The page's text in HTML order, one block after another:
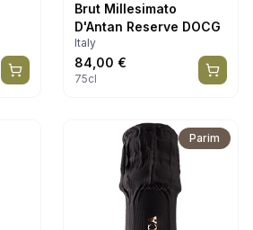
Brut Millesimato
D'Antan Reserve DOCG
Italy
84,00 €
75cl
Parim